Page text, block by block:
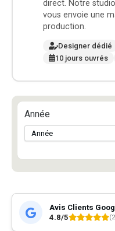
direct. Notre
vous envoie une
production.
Designer dédié
10 jours ouvrés
Année
Avis Clients
4.8/5